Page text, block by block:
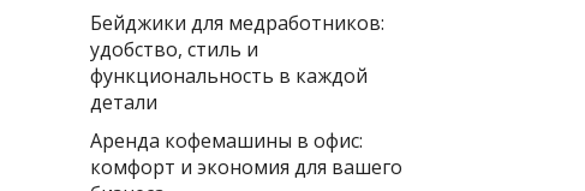
Бейджики для медработников:
удобство, стиль и
функциональность в каждой
детали
Аренда кофемашины в офис:
комфорт и экономия для вашего